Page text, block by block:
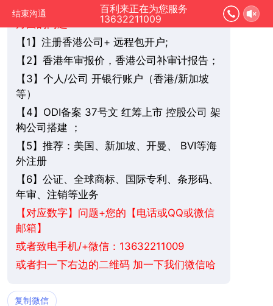
结束沟通
百利来正在为您服务
13632211009
您好，我是在线人工客服，您是想要了解哪
【 1】注册香港公司+ 远程包开户;
【 2】香港年审报价，香港公司补审计报告；
【 3】个人/公司 开银行账户（香港/新加坡
等）
【 4】ODI备案 37号文 红筹上市 控股公司 架
构公司搭建 ；
【 5】推荐：美国、新加坡、 开曼、 BVI等海
外注册
【 6】公证、全球商标、国际专利、条形码、
年审、注销等业务
【对应数字】问题+您的【电话或QQ或微信
邮箱】
或者致电手机/+微信：13632211009
或者扫一下右边的二维码 加一下我们微信哈
复制微信